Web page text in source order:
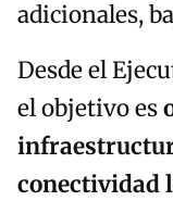
adicionales,
Desde el
el objetivo es
conectividad